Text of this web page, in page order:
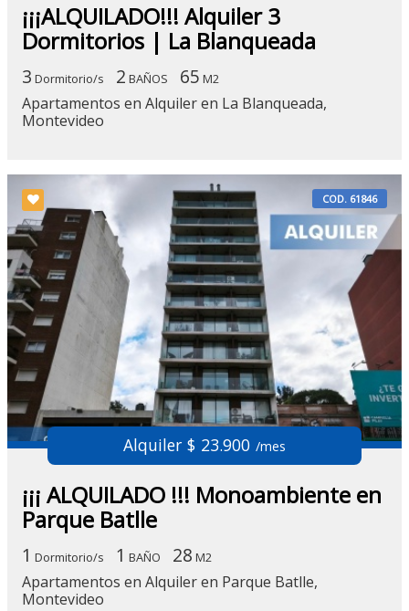
¡¡¡ALQUILADO!!! Alquiler 3
Dormitorios | La Blanqueada
3 Dormitorio/s 2 BAÑOS 65 M2
Apartamentos en Alquiler en La Blanqueada,
Montevideo
COD. 61846
Alquiler $ 23.900 /mes
¡¡¡ ALQUILADO !!! Monoambiente en
Parque Batlle
1 Dormitorio/s 1 BAÑO 28 M2
Apartamentos en Alquiler en Parque Batlle,
Montevideo